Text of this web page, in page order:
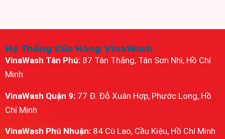
Hệ Thống Cửa Hàng VinaWash
VinaWash Tân Phú: 87 Tân Thắng, Tân Sơn Nhì, Hồ Chí
Minh
VinaWash Quận 9: 77 Đ. Đỗ Xuân Hợp, Phước Long, Hồ
Chí Minh
VinaWash Phú Nhuận: 84 Cù Lao, Cầu Kiệu, Hồ Chí Minh